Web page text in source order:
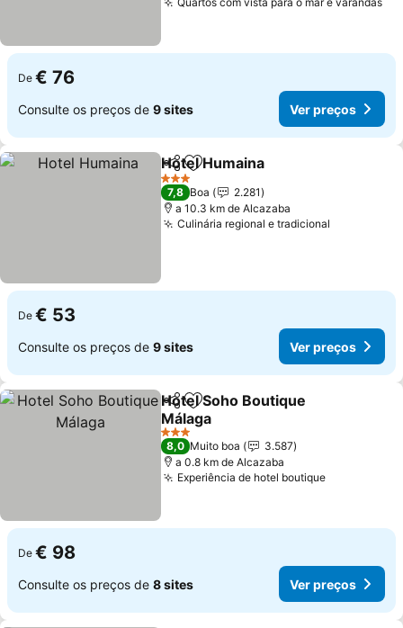
De € 76
Consulte os preços de 9 sites Ver preços
PartilharAdicionar aos favoritos
Hotel Humaina
3 Estrelas
7,8 Boa
2.281
a 10.3 km de Alcazaba
Culinária regional e tradicional
De € 53
Consulte os preços de 9 sites Ver preços
PartilharAdicionar aos favoritos
Hotel Soho Boutique
Málaga
3 Estrelas
8,0 Muito boa
3.587
a 0.8 km de Alcazaba
Experiência de hotel boutique
De € 98
Consulte os preços de 8 sites Ver preços